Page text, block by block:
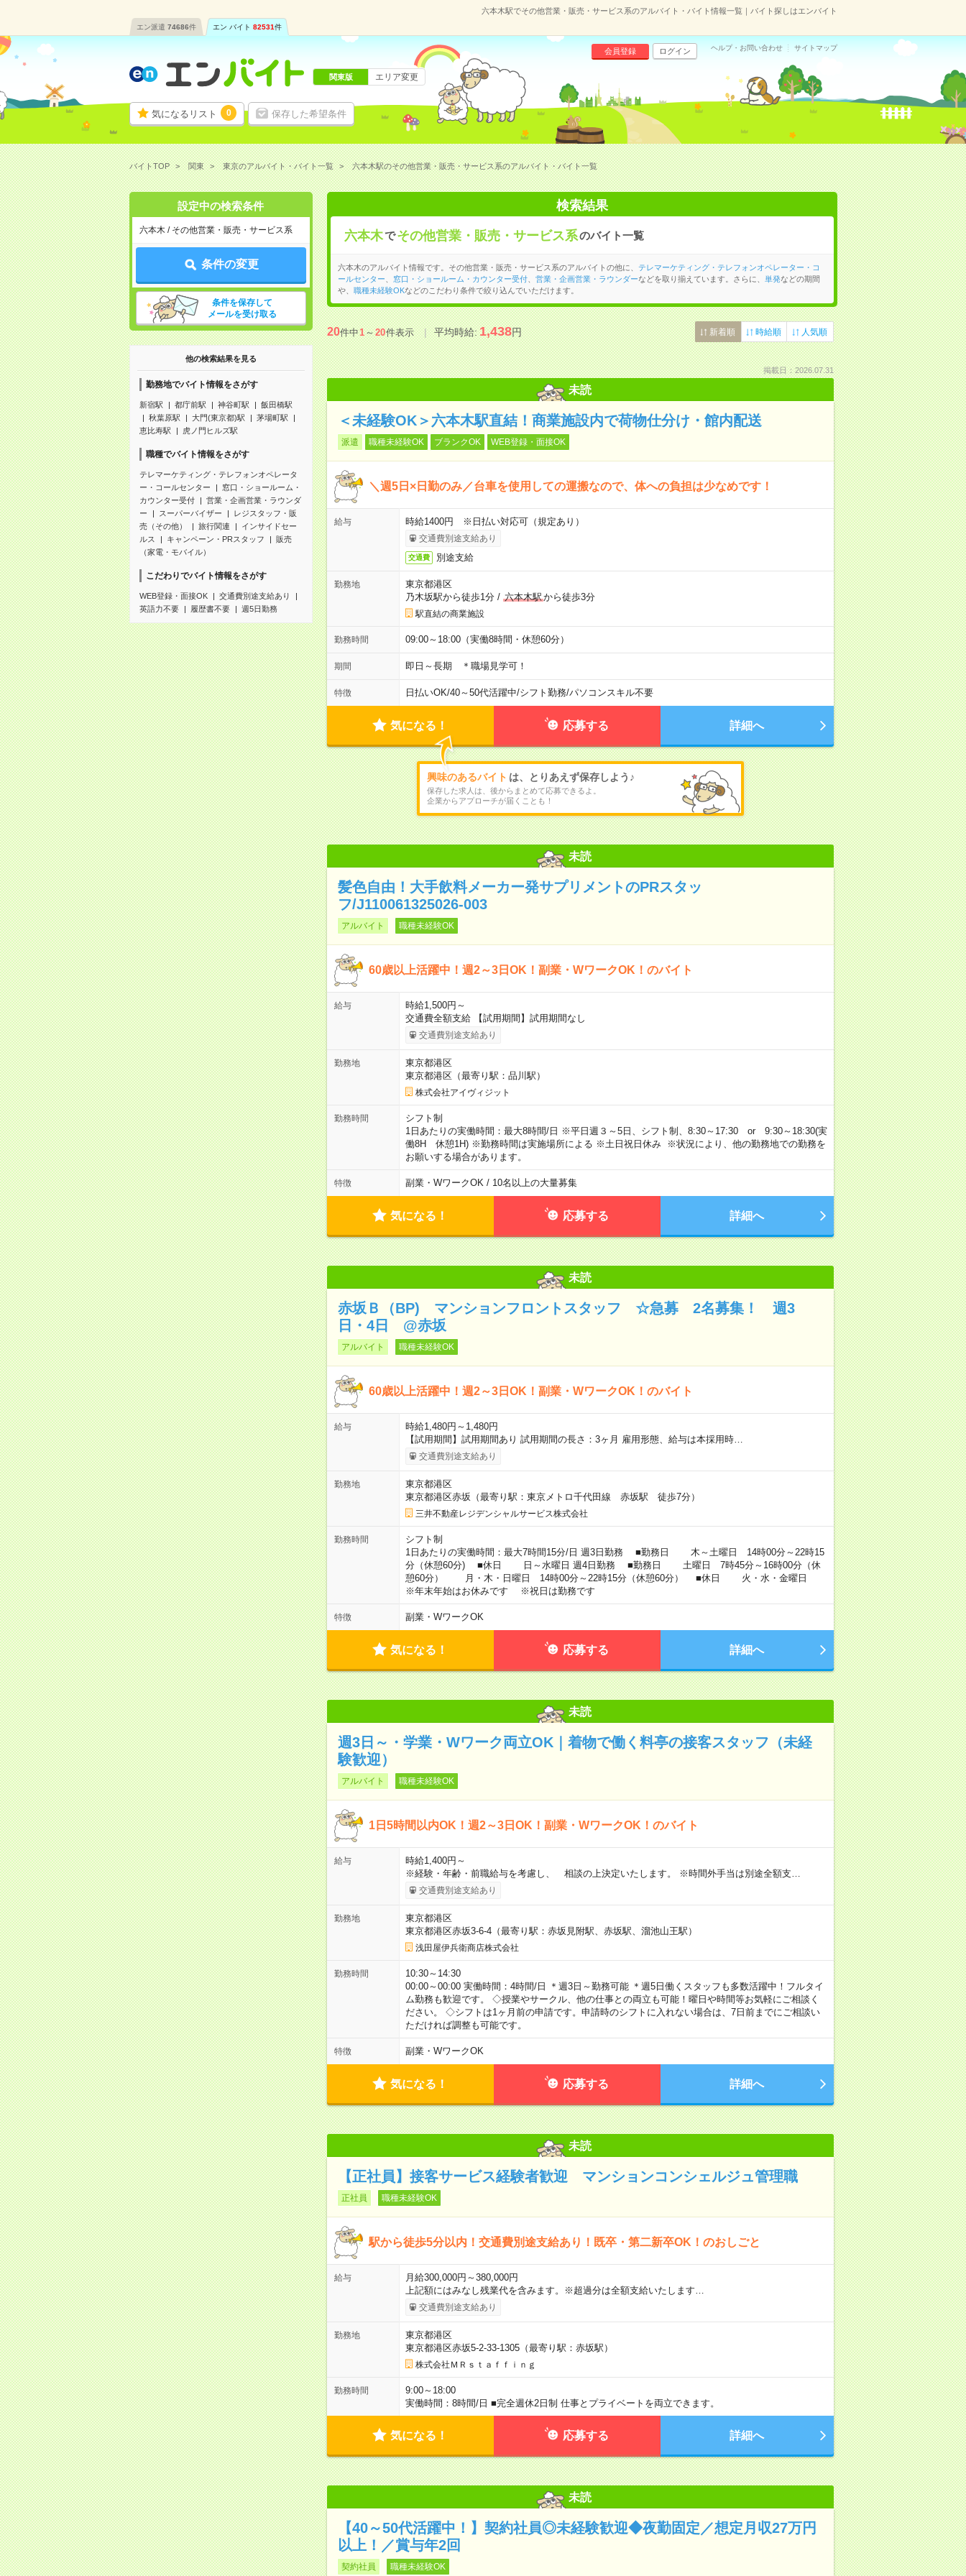
六本木駅でその他営業・販売・サービス系のアルバイト・バイト情報一覧｜バイト探しはエンバイト
エン派遣 74686件 エン バイト 82531件
気になるリスト 0 保存した希望条件
会員登録 ログイン ヘルプ・お問い合わせ サイトマップ
関東版 エリア変更
バイトTOP 関東 東京のアルバイト・バイト一覧 六本木駅のその他営業・販売・サービス系のアルバイト・バイト一覧
設定中の検索条件
六本木 / その他営業・販売・サービス系
条件の変更
条件を保存して
メールを受け取る
他の検索結果を見る
勤務地でバイト情報をさがす
新宿駅 都庁前駅 神谷町駅
飯田橋駅
秋葉原駅
大門(東京都)駅
茅場町駅
恵比寿駅
虎ノ門ヒルズ駅
職種でバイト情報をさがす
テレマーケティング・テレフォンオペレータ
ー・コールセンター
窓口・ショールーム・
カウンター受付
営業・企画営業・ラウンダ
ー
スーパーバイザー
レジスタッフ・販
売（その他）
旅行関連
インサイドセー
ルス
キャンペーン・PRスタッフ
販売
（家電・モバイル）
こだわりでバイト情報をさがす
WEB登録・面接OK
交通費別途支給あり
英語力不要
履歴書不要 週5日勤務
検索結果
六本木で その他営業・販売・サービス系のバイト一覧
六本木のアルバイト情報です。その他営業・販売・サービス系のアルバイトの他に、 テレマーケティング・テレフォンオペレーター・コ
ールセンター
窓口・ショールーム・カウンター受付、 営業・企画営業・ラウンダーなどを取り揃えています。さらに、 単発などの期間
や、 職種未経験OKなどのこだわり条件で絞り込んでいただけます。
20件中1～20件表示 平均時給:1,438円 新着順 時給順 人気順
掲載日：2026.07.31
未読
＜未経験OK＞六本木駅直結！商業施設内で荷物仕分け・館内配送
派遣 職種未経験OK ブランクOK WEB登録・面接OK
＼週5日×日勤のみ／台車を使用しての運搬なので、体への負担は少なめです！
給与 時給1400円 ※日払い対応可（規定あり）
交通費別途支給あり
交通費 別途支給
勤務地
東京都港区
乃木坂駅から徒歩1分/ 六本木駅から徒歩3分
駅直結の商業施設
勤務時間 09:00～18:00（実働8時間・休憩60分）
期間 即日～長期 ＊職場見学可！
特徴 日払いOK/40～50代活躍中/シフト勤務/パソコンスキル不要
気になる！ 応募する 詳細へ
興味のあるバイト は、とりあえず保存しよう♪
保存した求人は、後からまとめて応募できるよ。
企業からアプローチが届くことも！
未読
髪色自由！大手飲料メーカー発サプリメントのPRスタッ
フ/J110061325026-003
アルバイト 職種未経験OK
60歳以上活躍中！週2～3日OK！副業・WワークOK！のバイト
給与
時給1,500円～
交通費全額支給 【試用期間】試用期間なし
交通費別途支給あり
勤務地
東京都港区
東京都港区（最寄り駅：品川駅）
株式会社アイヴィジット
勤務時間
シフト制
1日あたりの実働時間：最大8時間/日 ※平日週３～5日、シフト制、8:30～17:30 or 9:30～18:30(実
働8H 休憩1H) ※勤務時間は実施場所による ※土日祝日休み ※状況により、他の勤務地での勤務を
お願いする場合があります。
特徴 副業・WワークOK / 10名以上の大量募集
気になる！ 応募する 詳細へ
未読
赤坂Ｂ（BP) マンションフロントスタッフ ☆急募 2名募集！ 週3
日・4日 @赤坂
アルバイト 職種未経験OK
60歳以上活躍中！週2～3日OK！副業・WワークOK！のバイト
給与
時給1,480円～1,480円
【試用期間】試用期間あり 試用期間の長さ：3ヶ月 雇用形態、給与は本採用時…
交通費別途支給あり
勤務地
東京都港区
東京都港区赤坂（最寄り駅：東京メトロ千代田線 赤坂駅 徒歩7分）
三井不動産レジデンシャルサービス株式会社
勤務時間
シフト制
1日あたりの実働時間：最大7時間15分/日 週3日勤務 ■勤務日 木～土曜日 14時00分～22時15
分（休憩60分) ■休日 日～水曜日 週4日勤務 ■勤務日 土曜日 7時45分～16時00分（休
憩60分） 月・木・日曜日 14時00分～22時15分（休憩60分） ■休日 火・水・金曜日
※年末年始はお休みです ※祝日は勤務です
特徴 副業・WワークOK
気になる！ 応募する 詳細へ
未読
週3日～・学業・Wワーク両立OK｜着物で働く料亭の接客スタッフ（未経
験歓迎）
アルバイト 職種未経験OK
1日5時間以内OK！週2～3日OK！副業・WワークOK！のバイト
給与
時給1,400円～
※経験・年齢・前職給与を考慮し、 相談の上決定いたします。 ※時間外手当は別途全額支…
交通費別途支給あり
勤務地
東京都港区
東京都港区赤坂3-6-4（最寄り駅：赤坂見附駅、赤坂駅、溜池山王駅）
浅田屋伊兵衛商店株式会社
勤務時間
10:30～14:30
00:00～00:00 実働時間：4時間/日 ＊週3日～勤務可能 ＊週5日働くスタッフも多数活躍中！フルタイ
ム勤務も歓迎です。 ◇授業やサークル、他の仕事との両立も可能！曜日や時間等お気軽にご相談く
ださい。 ◇シフトは1ヶ月前の申請です。申請時のシフトに入れない場合は、7日前までにご相談い
ただければ調整も可能です。
特徴 副業・WワークOK
気になる！ 応募する 詳細へ
未読
【正社員】接客サービス経験者歓迎 マンションコンシェルジュ管理職
正社員 職種未経験OK
駅から徒歩5分以内！交通費別途支給あり！既卒・第二新卒OK！のおしごと
給与
月給300,000円～380,000円
上記額にはみなし残業代を含みます。※超過分は全額支給いたします…
交通費別途支給あり
勤務地
東京都港区
東京都港区赤坂5-2-33-1305（最寄り駅：赤坂駅）
株式会社ＭＲｓｔａｆｆｉｎｇ
勤務時間
9:00～18:00
実働時間：8時間/日 ■完全週休2日制 仕事とプライベートを両立できます。
気になる！ 応募する 詳細へ
未読
【40～50代活躍中！】契約社員◎未経験歓迎◆夜勤固定／想定月収27万円
以上！／賞与年2回
契約社員 職種未経験OK